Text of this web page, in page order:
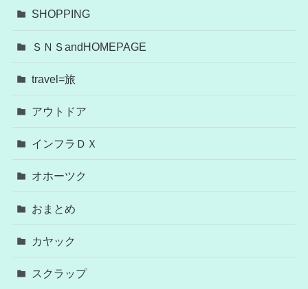
SHOPPING
ＳＮＳandHOMEPAGE
travel=旅
アウトドア
インフラＤＸ
オホーツク
おまとめ
カヤック
スクラップ